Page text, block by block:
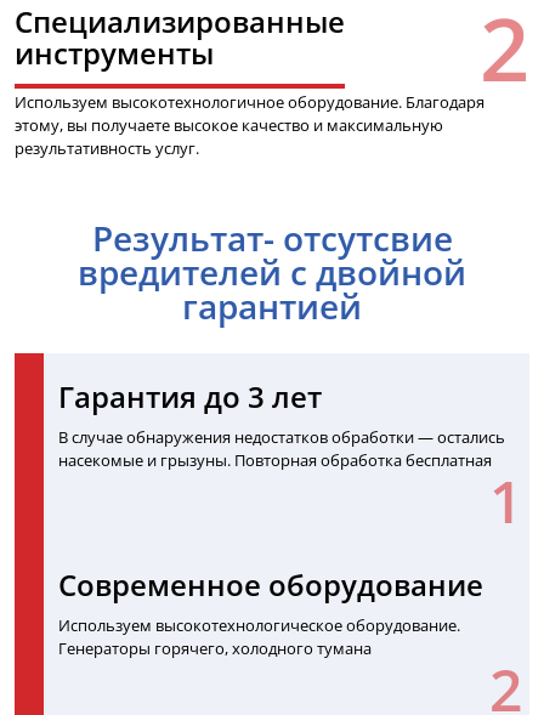
Специализированные
инструменты
Используем высокотехнологичное оборудование. Благодаря
этому, вы получаете высокое качество и максимальную
результативность услуг.
Результат- отсутсвие
вредителей с двойной
гарантией
Гарантия до 3 лет
В случае обнаружения недостатков обработки — остались
насекомые и грызуны. Повторная обработка бесплатная
Современное оборудование
Используем высокотехнологическое оборудование.
Генераторы горячего, холодного тумана